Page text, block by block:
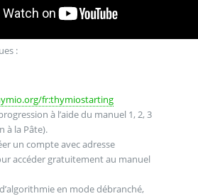
:
fr:thymiostarting
à l’aide du manuel 1, 2, 3
à la Pâte).
un compte avec adresse
accéder gratuitement au manuel
en mode débranché,